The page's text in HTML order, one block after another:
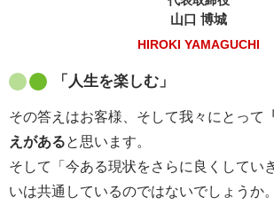
山口 博城
HIROKI YAMAGUCHI
「人生を楽しむ」
その答えはお客様、そして我々にとって
えがあると思います。
そして「今ある現状をさらに良くしてい
いは共通しているのではないでしょうか。